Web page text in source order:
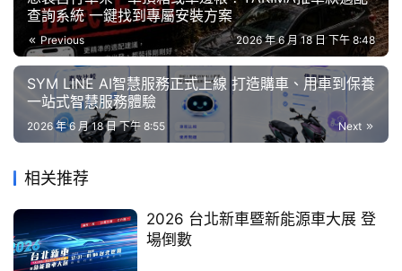
古
車
行
百
大
中
古
車
買
車
席捲世界各地。足球不僅是全球最受歡迎的運動之一，更是
一項能夠跨越語言、文化與國界，凝聚無數人熱情與夢想的
運動。對 Volkswagen 而言，足球所代表的團隊合作、追
求卓越與勇於突破的精神，也正是品牌長期以來所秉持的重
要核心價值。
足球協會（DFB）合作，以及支持多項國際足球賽事，積極
推動足球文化與運動精神的普及。隨著 2026 FIFA World
Cup 將於加拿大、墨西哥與美國盛大舉行，Volkswagen
亦持續深化於北美足球領域的投入。足球不只是競技，更是
查詢系統 一鍵找到專屬安裝方案
Previous 2026 年 6 月 18 日 下午 8:48
SYM LINE AI智慧服務正式上線 打造購車、用車到保養
一站式智慧服務體驗
Next
2026 年 6 月 18 日 下午 8:55
相关推荐
2026 台北新車暨新能源車大展 登
場倒數